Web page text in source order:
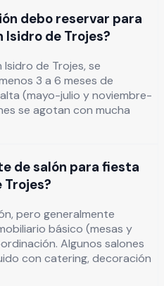
debo reservar para
de Trojes?
de Trojes, se
3 a 6 meses de
(mayo-julio y noviembre-
se agotan con mucha
de salón para fiesta
Trojes?
pero generalmente
básico (mesas y
Algunos salones
con catering, decoración